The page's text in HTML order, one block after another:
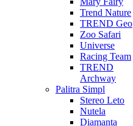
Trend Nature
TREND Geo
Zoo Safari
Universe
Racing Team
TREND
Archway
Palitra Simpl
Stereo Leto
Nutela
Diamanta